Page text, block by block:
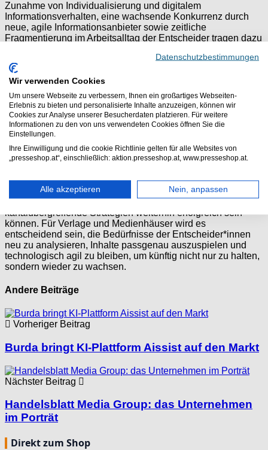
Zunahme von Individualisierung und digitalem
Informationsverhalten, eine wachsende Konkurrenz durch
neue, agile Informationsanbieter sowie zeitliche
Fragmentierung im Arbeitsalltag der Entscheider tragen dazu
Fazit: Alarmzeichen und Chancen zugleich
Die Ergebnisse der LAE 2025 sind ein Weckruf für die
Branche. Reichweitenverluste bei fast allen Marken,
sinkende Printnutzung und rückläufige digitale Reichweiten
unter Entscheidern zeigen deutlich: Medien müssen neue
Wege finden, um diese attraktive, aber anspruchsvolle
Zielgruppe zu erreichen.
Die wenigen Gewinner wie „Capital“ oder das „Handwerk
Magazin“ beweisen jedoch, dass differenzierte
Positionierung, zielgerichteter Content und
kanalübergreifende Strategien weiterhin erfolgreich sein
können. Für Verlage und Medienhäuser wird es
entscheidend sein, die Bedürfnisse der Entscheider*innen
neu zu analysieren, Inhalte passgenau auszuspielen und
technologisch agil zu bleiben, um künftig nicht nur zu halten,
sondern wieder zu wachsen.
Andere Beiträge
Vorheriger Beitrag
Burda bringt KI-Plattform Aissist auf den Markt
Nächster Beitrag
Handelsblatt Media Group: das Unternehmen
im Porträt
Direkt zum Shop
Datenschutzbestimmungen
Wir verwenden Cookies
Um unsere Webseite zu verbessern, Ihnen ein großartiges Webseiten-
Erlebnis zu bieten und personalisierte Inhalte anzuzeigen, können wir
Cookies zur Analyse unserer Besucherdaten platzieren. Für weitere
Informationen zu den von uns verwendeten Cookies öffnen Sie die
Einstellungen.
Ihre Einwilligung und die cookie Richtlinie gelten für alle Websites von
„presseshop.at“, einschließlich: aktion.presseshop.at, www.presseshop.at.
Alle akzeptieren Nein, anpassen